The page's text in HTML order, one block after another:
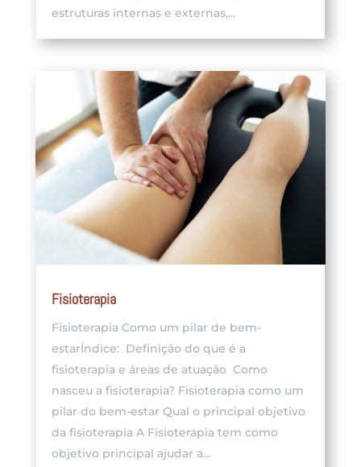
estruturas internas e externas,...
Fisioterapia
Fisioterapia Como um pilar de bem-
estarÍndice: Definição do que é a
fisioterapia e áreas de atuação Como
nasceu a fisioterapia? Fisioterapia como um
pilar do bem-estar Qual o principal objetivo
da fisioterapia A Fisioterapia tem como
objetivo principal ajudar a...